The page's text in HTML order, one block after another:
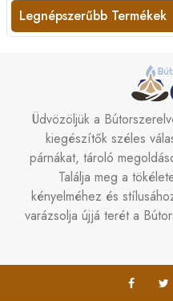
Legnépszerűbb Termékek
Üdvözöljük a
kiegészítők széles
párnákat, tároló
Találja meg a
kényelméhez és
varázsolja újjá terét a